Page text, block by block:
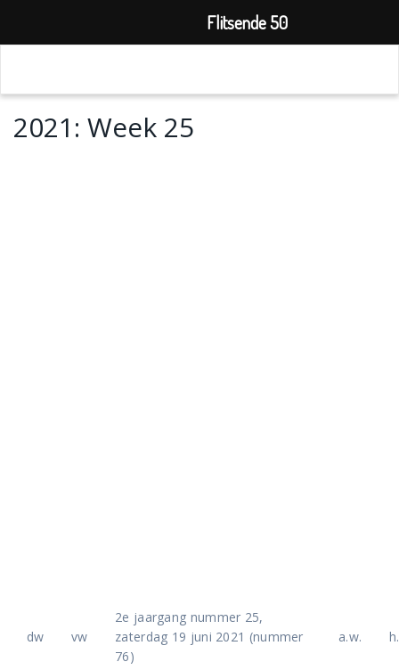
2021: Week 25
dw vw
2e jaargang nummer 25,
zaterdag 19 juni 2021 (nummer
76)
a.w.
Flitsende 50